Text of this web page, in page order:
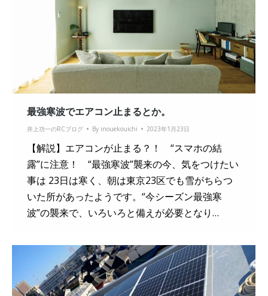
最強寒波でエアコン止まるとか。
井上功一のRCブログ By inouekouichi 2023年1月23日
【解説】エアコンが止まる？！ “スマホの結
露”に注意！ “最強寒波”襲来の今、気をつけたい
事は 23日は寒く、朝は東京23区でも雪がちらつ
いた所があったようです。“今シーズン最強寒
波”の襲来で、いろいろと備えが必要となり…